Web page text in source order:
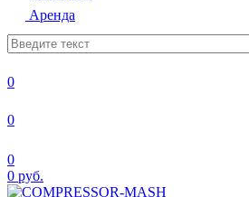
Аренда
0
0
0
0 руб.